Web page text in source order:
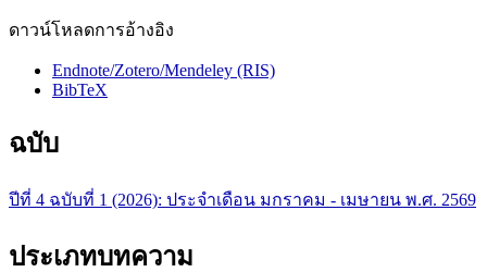
ดาวน์โหลดการอ้างอิง
Endnote/Zotero/Mendeley (RIS)
BibTeX
ฉบับ
ปีที่ 4 ฉบับที่ 1 (2026): ประจำเดือน มกราคม - เมษายน พ.ศ. 2569
ประเภทบทความ